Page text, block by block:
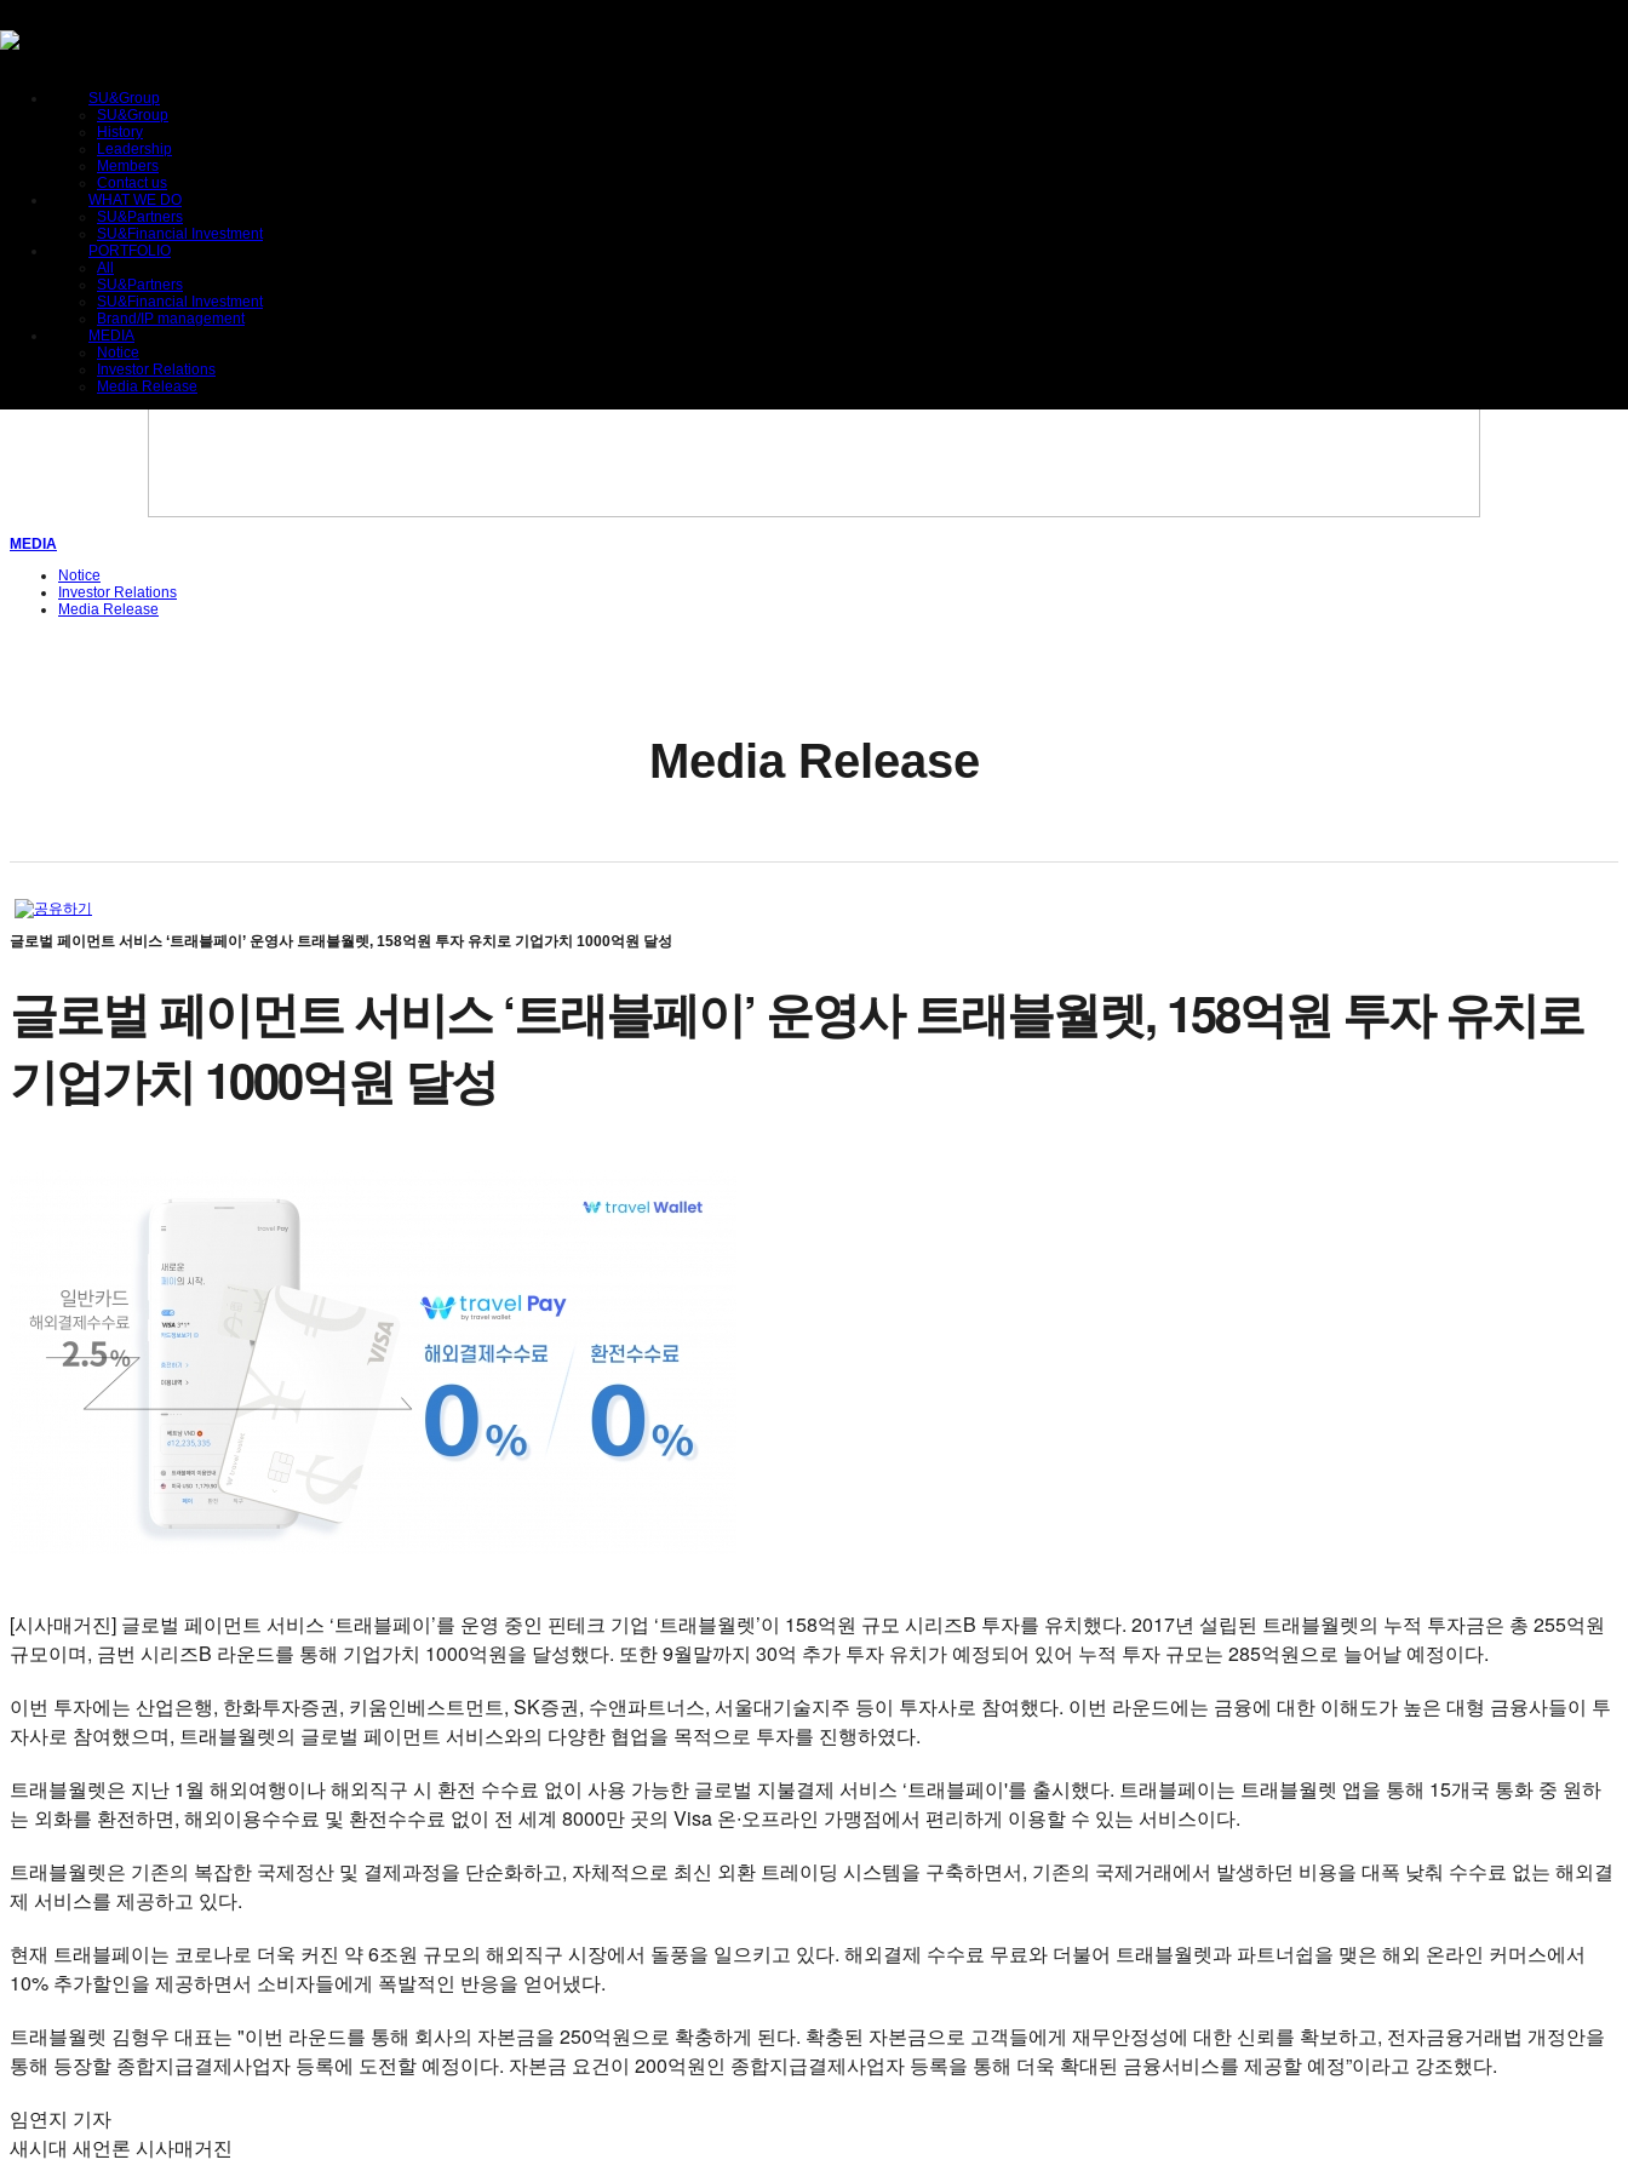
SU&Group
SU&Group
History
Leadership
Members
Contact us
WHAT WE DO
SU&Partners
SU&Financial Investment
PORTFOLIO
All
SU&Partners
SU&Financial Investment
Brand/IP management
MEDIA
Notice
Investor Relations
Media Release
MEDIA
Notice
Investor Relations
Media Release
Media Release
글로벌 페이먼트 서비스 ‘트래블페이’ 운영사 트래블월렛, 158억원 투자 유치로 기업가치 1000억원 달성
글로벌 페이먼트 서비스 ‘트래블페이’ 운영사 트래블월렛, 158억원 투자 유치로
기업가치 1000억원 달성
[시사매거진] 글로벌 페이먼트 서비스 ‘트래블페이’를 운영 중인 핀테크 기업 ‘트래블월렛’이 158억원 규모 시리즈B 투자를 유치했다. 2017년 설립된 트래블월렛의 누적 투자금은 총 255억원
규모이며, 금번 시리즈B 라운드를 통해 기업가치 1000억원을 달성했다. 또한 9월말까지 30억 추가 투자 유치가 예정되어 있어 누적 투자 규모는 285억원으로 늘어날 예정이다.
이번 투자에는 산업은행, 한화투자증권, 키움인베스트먼트, SK증권, 수앤파트너스, 서울대기술지주 등이 투자사로 참여했다. 이번 라운드에는 금융에 대한 이해도가 높은 대형 금융사들이 투
자사로 참여했으며, 트래블월렛의 글로벌 페이먼트 서비스와의 다양한 협업을 목적으로 투자를 진행하였다.
트래블월렛은 지난 1월 해외여행이나 해외직구 시 환전 수수료 없이 사용 가능한 글로벌 지불결제 서비스 ‘트래블페이'를 출시했다. 트래블페이는 트래블월렛 앱을 통해 15개국 통화 중 원하
는 외화를 환전하면, 해외이용수수료 및 환전수수료 없이 전 세계 8000만 곳의 Visa 온∙오프라인 가맹점에서 편리하게 이용할 수 있는 서비스이다.
트래블월렛은 기존의 복잡한 국제정산 및 결제과정을 단순화하고, 자체적으로 최신 외환 트레이딩 시스템을 구축하면서, 기존의 국제거래에서 발생하던 비용을 대폭 낮춰 수수료 없는 해외결
제 서비스를 제공하고 있다.
현재 트래블페이는 코로나로 더욱 커진 약 6조원 규모의 해외직구 시장에서 돌풍을 일으키고 있다. 해외결제 수수료 무료와 더불어 트래블월렛과 파트너쉽을 맺은 해외 온라인 커머스에서
10% 추가할인을 제공하면서 소비자들에게 폭발적인 반응을 얻어냈다.
트래블월렛 김형우 대표는 "이번 라운드를 통해 회사의 자본금을 250억원으로 확충하게 된다. 확충된 자본금으로 고객들에게 재무안정성에 대한 신뢰를 확보하고, 전자금융거래법 개정안을
통해 등장할 종합지급결제사업자 등록에 도전할 예정이다. 자본금 요건이 200억원인 종합지급결제사업자 등록을 통해 더욱 확대된 금융서비스를 제공할 예정”이라고 강조했다.
임연지 기자
새시대 새언론 시사매거진